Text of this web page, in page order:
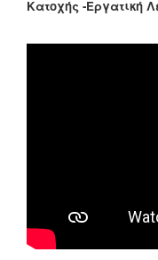
Κατοχής -Εργατική